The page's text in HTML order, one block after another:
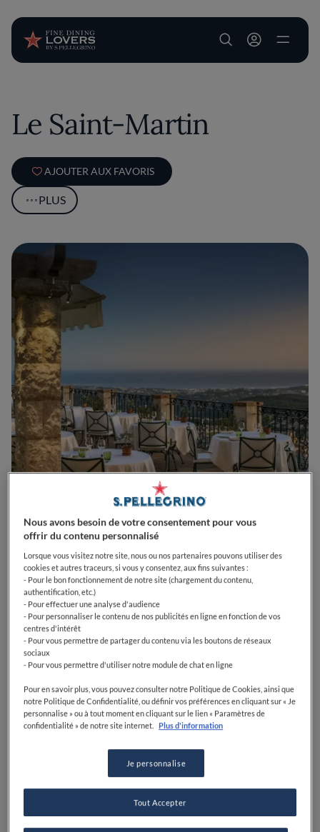
User account
Le Saint-Martin
AJOUTER AUX FAVORIS
PLUS
2490 Av. des Templiers06140 VenceFrance
CLOSED Opens
Samedi,07:00-10:30, 12:00-13:45, 19:30-22:00
VOIR HORAIRES D'OUVERTURE
PRIX
VOIR SUR LA CARTE +33 4 93 58 40 85
Nous avons besoin de votre consentement pour vous
offrir du contenu personnalisé
Lorsque vous visitez notre site, nous ou nos partenaires pouvons utiliser des
cookies et autres traceurs, si vous y consentez, aux fins suivantes :
- Pour le bon fonctionnement de notre site (chargement du contenu,
authentification, etc.)
- Pour effectuer une analyse d'audience
- Pour personnaliser le contenu de nos publicités en ligne en fonction de vos
centres d'intérêt
- Pour vous permettre de partager du contenu via les boutons de réseaux
sociaux
- Pour vous permettre d'utiliser notre module de chat en ligne
Pour en savoir plus, vous pouvez consulter notre Politique de Cookies, ainsi que
notre Politique de Confidentialité, ou définir vos préférences en cliquant sur « Je
personnalise » ou à tout moment en cliquant sur le lien « Paramètres de
confidentialité » de notre site internet.
Plus d'information
Je personnalise
Tout Accepter